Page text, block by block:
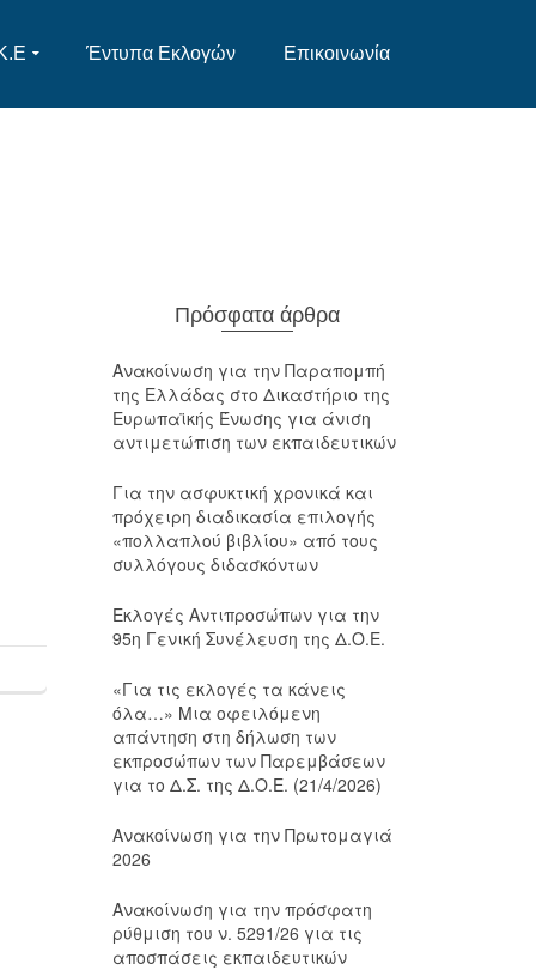
Έντυπα Εκλογών Επικοινωνία
Πρόσφατα άρθρα
Ανακοίνωση για την Παραπομπή
της Ελλάδας στο Δικαστήριο της
Ευρωπαϊκής Ένωσης για άνιση
αντιμετώπιση των εκπαιδευτικών
Για την ασφυκτική χρονικά και
πρόχειρη διαδικασία επιλογής
«πολλαπλού βιβλίου» από τους
συλλόγους διδασκόντων
Εκλογές Αντιπροσώπων για την
95η Γενική Συνέλευση της Δ.Ο.Ε.
«Για τις εκλογές τα κάνεις
όλα…» Μια οφειλόμενη
απάντηση στη δήλωση των
εκπροσώπων των Παρεμβάσεων
για το Δ.Σ. της Δ.Ο.Ε. (21/4/2026)
Ανακοίνωση για την Πρωτομαγιά
2026
Ανακοίνωση για την πρόσφατη
ρύθμιση του ν. 5291/26 για τις
αποσπάσεις εκπαιδευτικών